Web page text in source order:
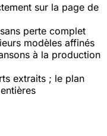
sur la page de
perte complet
modèles affinés
à la production
extraits ; le plan